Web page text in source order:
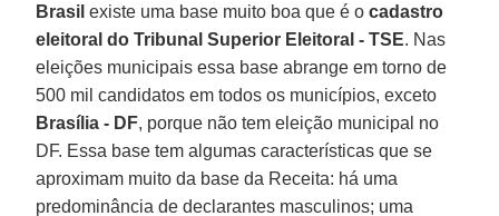
Brasil existe uma base muito boa que é o cadastro
eleitoral do Tribunal Superior Eleitoral - TSE. Nas
eleições municipais essa base abrange em torno de
500 mil candidatos em todos os municípios, exceto
Brasília - DF, porque não tem eleição municipal no
DF. Essa base tem algumas características que se
aproximam muito da base da Receita: há uma
predominância de declarantes masculinos; uma